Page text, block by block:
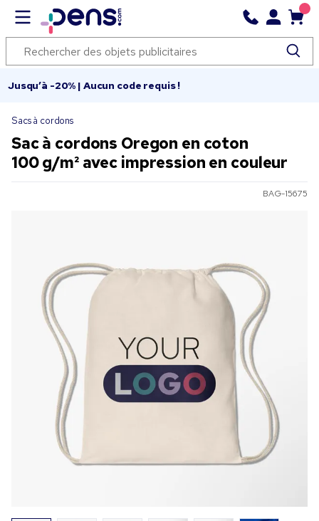
Jusqu’à -20% | Aucun code requis !
Sacs à cordons
Sac à cordons Oregon en coton
100 g/m² avec impression en couleur
BAG-15675